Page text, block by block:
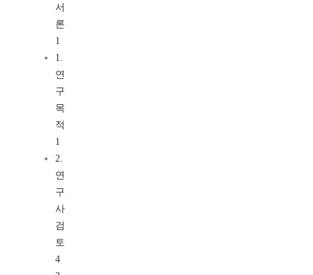
서
론
1
1.
연
구
목
적
1
2.
연
구
사
검
토
4